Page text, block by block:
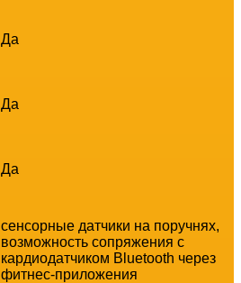
Да
Да
Да
сенсорные датчики на поручнях,
возможность сопряжения с
кардиодатчиком Bluetooth через
фитнес-приложения